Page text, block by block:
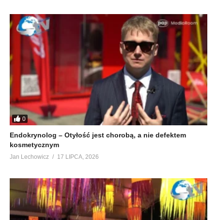
0
Endokrynolog – Otyłość jest chorobą, a nie defektem
kosmetycznym
Jan Lechowicz 17 LIPCA, 2026